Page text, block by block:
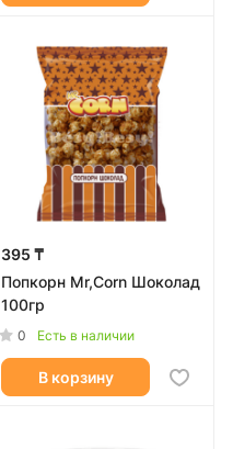
395 ₸
Попкорн Mr,Corn Шоколад
100гр
0 Есть в наличии
В корзину